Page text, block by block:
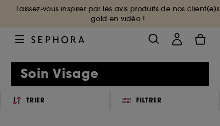
Laissez-vous inspirer par les avis produits de nos client(e)s
gold en vidéo !
Soin Visage
TRIER FILTRER